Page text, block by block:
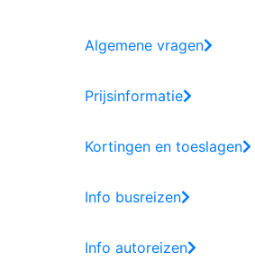
Algemene vragen
Prijsinformatie
Kortingen en toeslagen
Info busreizen
Info autoreizen